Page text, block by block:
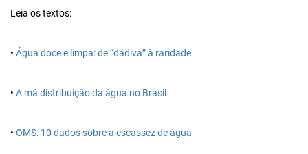
Leia os textos:
• Água doce e limpa: de “dádiva” à raridade
• A má distribuição da água no Brasil
• OMS: 10 dados sobre a escassez de água